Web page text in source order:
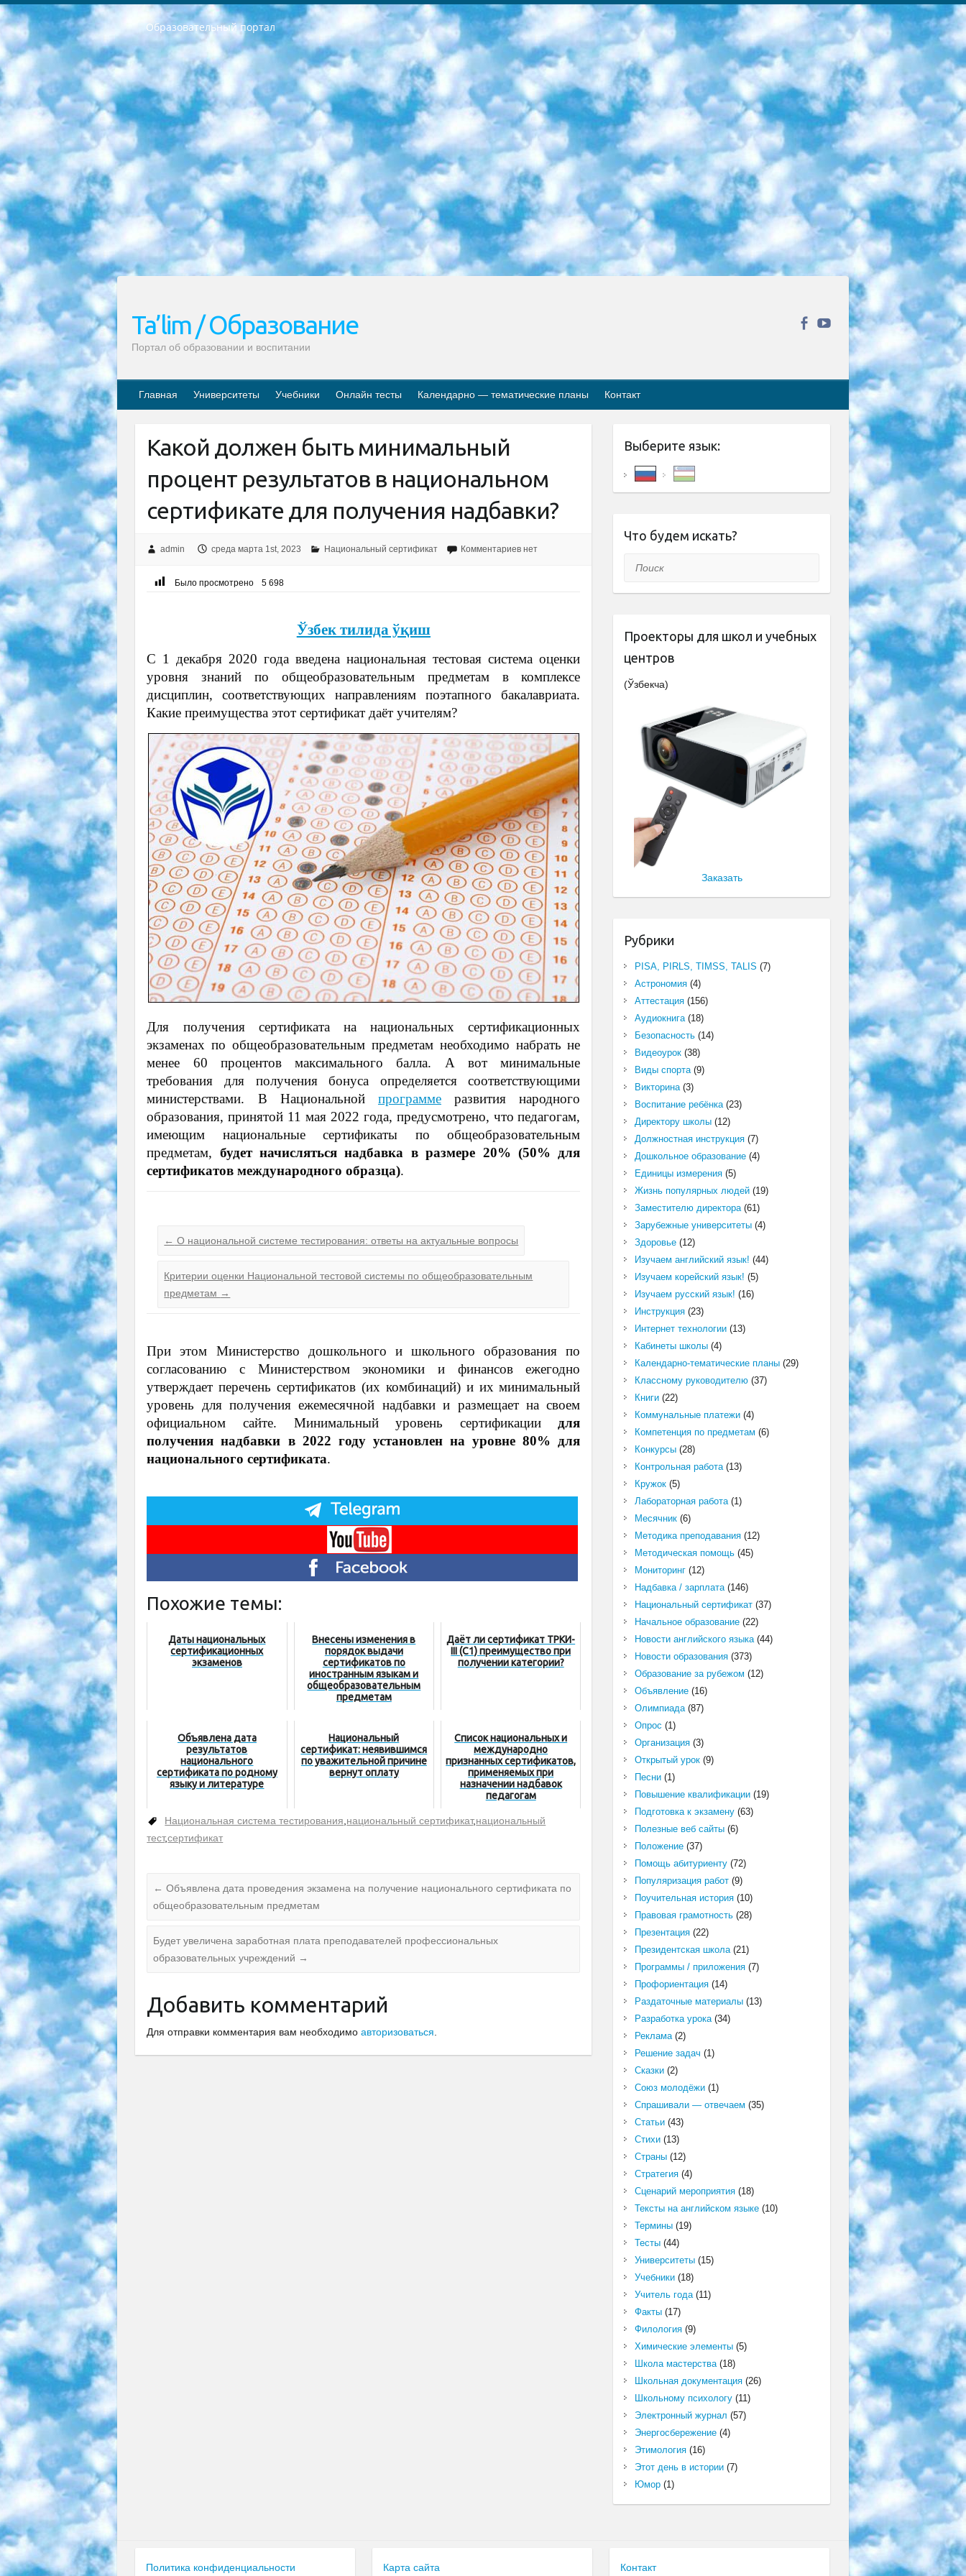
Образовательный портал
РЕСПУБЛИКА УЗБЕКИСТАН МИНИСТРЕРСТВО ДОШКОЛЬНОГО И ШКОЛЬНОГО ОБРАЗОВАНИЯ КОМАНДА в общеобразовательных учреждениях в 2023-2024 учебном году организация и проведение итоговой государственной аттестации обучающихся о Министра дошкольного и школьного образования Республики Узбекистан от 4 марта 2008 года (постановлением Минюста от 20 марта 2008 года № 1778 государственной регистрации) «Итоговое состояние учащихся общего среднего образования на основании положения об утверждении положения об аттестации общего среднего образования выпускной экзамен студентов в образовательных учреждениях в 2023-2024 учебном году В целях организации и прохождения аттестации приказываю: 1. Следующее: перечень предметов, по которым будет проводиться итоговая государственная аттестация и экзамен формы перевода согласно приложению 1; сертификаты международного образца, оценивающие уровень владения иностранными языками перечень согласно приложению 2; 2. Педагогический при специализированных образовательных учреждениях. научно-практический центр квалификации и международной оценки (Д.Давидова) 2024 г. До 25 марта: задания по предметам, по которым будет проводиться итоговая аттестация разработка и утверждение технических условий; итоговая аттестация на основании разработанного предметного задания разработка вопросов по предметам (устно и письменно), экзамен передача; общеобразовательные средние школы и специальные учебные заведения учащиеся выпускных классов школ и интернатов в агентской системе подготовка базы данных экзаменационных материалов и критериев оценки; перевод базы экзаменационных материалов на все языки обучения подать в Республиканский образовательный центр для изготовления; варианты экзаменов на основе разработанных контрольных материалов пусть будут поставлены задачи формирования. 3. Республиканский образовательный центр (Ш.Худайкулов) до 5 апреля 2024 года. до: база данных предоставленных экзаменационных материалов на все языки обучения перевод и экспертиза; для слепых, слабовидящих, глухих, слабослышащих и умственно отсталых детей учащиеся выпускных классов специализированных школ и школ-интернатов база данных экзаменационных материалов на всех преподаваемых языках подготовка критериев оценки; специализированные школы для умственно отсталых детей и технологии для учащихся выпускных классов школ-интернатов разработка соответствующих рекомендаций и критериев проведения ЕГЭ по естествознанию давать задания. 4. Педагогический при специализированных образовательных учреждениях. Научно-практический центр навыков и международной оценки (Д.Давидова), Республика образовательный центр (Худайкулов Ш.) итоговый государственный аттестационный экзамен ориентирован на творческое и логическое мышление при подготовке базы материалов учитывать введение заданий. 5. Следует отметить, что: сертификат государственного образца о знании общеобразовательного предмета и как минимум национальный уровень B1 по предметам на иностранных языках, указанным в Приложении 2. или международно признанный сертификат эквивалентного уровня студенты, изучающие определенный предмет, освобождаются от экзамена; по соответствующим предметам запланирована итоговая государственная аттестация за день до дня, путем жеребьевки Рабочей группой (в письменной форме по предметам, проводимым в форме) из числа сформированных вариантов выбрано 2 варианта; 2 выбранных варианта экзамена анонсированы на официальном сайте министерства и все выпускники по всей стране на основе этих вариантов проводит итоговую государственную аттестацию. 6. Государственное образование учащихся средних общеобразовательных учреждений. знания в соответствии с квалификационными требованиями, которые необходимо приобрести на основании стандартов итоговый (выпускной) контроль для 9 и 11 классов в целях тестирования Экзамены (далее – экзамены) состоят из предметов, перечисленных в приложении 1. будет сделано. 7. Экзамены пройдут с 26 мая по 15 июня 2024 г. (кроме науки физического воспитания). 8. Физическая для учащихся 9 классов общесредних образовательных учреждений. Экзамены по предмету «Образование, квалификация медицина» 1-6 мая 2024 года. сотрудники перевести под присмотр (с отклонениями в физическом или умственном развитии) специализированная школа для детей, школы-интернаты и со сколиозом школы-интернаты санаторного типа для больных детей исключены). 9. Он был слепым, слабовидящим и имел нарушения опорно-двигательного аппарата. экзамены в специализированных школах и интернатах для детей должны проводиться исходя из требований, предъявляемых к общеобразовательным учреждениям (физкультура кроме науки). 10. Специализированная школа для глухих и слабослышащих детей. и экзамены в интернатах и быть реализован в виде письменного теста по математике. 11. Специальность для умственно отсталых детей. Для 9 класса Родной язык и литературное письмо Государственный язык (язык обучения – узбекский). для неклассов) написано Математическое письмо Письменная/устная история Узбекистана Физическое воспитание практично Итоговый контроль Для 11 класса Написание родного языка и литературы (эссе) Математическое письмо Узбекский язык (обучение на узбекском языке) не посещающее общее среднее образование для учреждений)/Образовательное учреждение выбор письменный и устный Иностранный язык письменный/устный Письменная/устная история Узбекистана *По выбору студента:  Химия  Физика  Основы государственного права  География 10 бесплатных образовательных ресурсов - Мы составили подборку онлайн-проектов с интерактивными упражнениями, видеолекциями и статьями. Они помогут вам обрести новые и освежить старые знания бесплатно. 1. «ИНТУИТ» Старейшая образовательная площадка Рунета. Здесь вы найдёте сотни текстовых и видеокурсов на десятки различных тем — от программирования до психологии. Многие курсы подготовлены российскими университетами и крупными международными компаниями вроде Intel и Microsoft. Самостоятельное обучение бесплатное, но желающие могут оплатить услуги персональных наставников. 2. «Смартия» знакомит с актуальными профессиями и подсказывает, как им обучаться. Выбрав заинтересовавшую вас специальность — SMM-специалист, фотограф, веб-дизайнер или другую, — увидите список необходимых для неё умений. Чтобы вы могли освоить их самостоятельно, для каждого умения площадка отображает подборку ссылок на учебные материалы. Хотя «Смартия» ориентируется на русскоязычную аудиторию, часть контента всё же доступна только на английском. 3. «Лекторий Физтеха» Проект Московского физико-технического института (Физтеха). С его помощью вы можете смотреть онлайн серии лекций, записанные на видео в этом вузе. В числе доступных предметов — физика, биология, химия, информационные технологии и другие. К некоторым лекциям администрация ресурса прилагает готовые конспекты, которые можно скачивать в PDF-формате. 4. ITMOcourses Онлайн-площадка Санкт-Петербургского национального исследовательского университета информационных технологий, механики и оптики (ИТМО). Ресурс предоставляет свободный доступ к курсам, разработанным в этом вузе. Каталог материалов разбит на четыре категории: «Оптические системы и технологии», «Приборостроение и робототехника», «Информационные технологии» и «Биотехнологии». Курсы состоят из видеолекций, интерактивных демонстраций и заданий. 5. «КиберЛенинка» Электронная научная библиотека открытого доступа. Каталог площадки регулярно обрастает текстами статей из различных научных изданий. Сгруппированные по журналам и рубрикам публикации можно читать онлайн или скачивать целиком в PDF-формате. Проект нацелен на популяризацию науки за счёт открытого доступа к качественной информации. 6. «ПостНаука» На этом ресурсе публикуют подборки видеолекций, составленные экспертами из разных отраслей и объединённые общими темами. Среди них, к примеру, есть серии «Биоинформатика и геномика», «Культура средневековой Скандинавии» и Cinema Studies о теории кино. Каждая подборка лекций — логически связанная история, рассказанная экспертом от первого лица. Кроме того, на сайте появляются научно-образовательные статьи и тесты на разные темы. 7. «Newочём» Команда проекта «Newочём» отбирает самые интересные тексты из англоязычных СМИ и переводит те из них, за которые голосуют участники сообщества «ВКонтакте». По большей части это научно-популярные статьи. Редакторы придумывают лишь заголовки, в остальном содержание переводов соответствует оригиналам. Полные тексты можно читать прямо в социальной сети. 8. InternetUrok Онлайн-база материалов по основным дисциплинам школьной программы. Информация на сайте структурирована по классам, предметам и темам (урокам). Каждый урок состоит из видеолекций и конспектов. Есть также интерактивные тренажёры и тесты для закрепления пройденного материала. Даже если вы давно окончили школу, возможность повторить программу старших классов всегда может пригодиться. 9. Edutainme Ещё один ресурс об образовании. В отличие от Newtonew, как мне кажется, Edutainme больше ориентируется на представителей индустрии: педагогов, предпринимателей, разработчиков образовательных проектов. Но и любой, кто просто стремится к саморазвитию, найдёт на сайте много полезного и интересного для себя. Например, информацию о новых курсах и образовательных сервисах. 10. Newtonew Онлайн-медиа об образовании и обучении в широком смысле. Авторы Newtonew пишут об инструментах, заведениях, тактиках и стратегиях, которые помогают учить других и получать новые знания самостоятельно. На этой площадке вы найдёте новости, обзоры, аналитические мат
Ta’lim / Образование
Портал об образовании и воспитании
Главная Университеты Учебники Онлайн тесты Календарно — тематические планы Контакт
Какой должен быть минимальный
процент результатов в национальном
сертификате для получения надбавки?
admin среда марта 1st, 2023 Национальный сертификат Комментариев нет
Было просмотрено 5 698
Ўзбек тилида ўқиш
С 1 декабря 2020 года введена национальная тестовая система оценки
уровня знаний по общеобразовательным предметам в комплексе
дисциплин, соответствующих направлениям поэтапного бакалавриата.
Какие преимущества этот сертификат даёт учителям?
Для получения сертификата на национальных сертификационных
экзаменах по общеобразовательным предметам необходимо набрать не
менее 60 процентов максимального балла. А вот минимальные
требования для получения бонуса определяется соответствующими
министерствами. В Национальной программеразвития народного
образования, принятой 11 мая 2022 года, предусмотрено, что педагогам,
имеющим национальные сертификаты по общеобразовательным
предметам, будет начисляться надбавка в размере 20% (50% для
сертификатов международного образца).
← О национальной системе тестирования: ответы на актуальные вопросы
Критерии оценки Национальной тестовой системы по общеобразовательным
предметам →
При этом Министерство дошкольного и школьного образования по
согласованию с Министерством экономики и финансов ежегодно
утверждает перечень сертификатов (их комбинаций) и их минимальный
уровень для получения ежемесячной надбавки и размещает на своем
официальном сайте. Минимальный уровень сертификациидля
получения надбавки в 2022 году установлен на уровне 80% для
национального сертификата.
Похожие темы:
Даты национальных
сертификационных
экзаменов
Внесены изменения в
порядок выдачи
сертификатов по
иностранным языкам и
общеобразовательным
предметам
Даёт ли сертификат ТРКИ-
III (С1) преимущество при
получении категории?
Объявлена дата
результатов
национального
сертификата по родному
языку и литературе
Национальный
сертификат: неявившимся
по уважительной причине
вернут оплату
Cписок национальных и
международно
признанных сертификатов,
применяемых при
назначении надбавок
педагогам
Национальная система тестирования,национальный сертификат,национальный
тест,сертификат
← Объявлена дата проведения экзамена на получение национального сертификата по
общеобразовательным предметам
Будет увеличена заработная плата преподавателей профессиональных
образовательных учреждений →
Добавить комментарий
Для отправки комментария вам необходимоавторизоваться
Выберите язык:
Что будем искать?
Поиск
Проекторы для школ и учебных
центров
(Ўзбекча)
Заказать
Рубрики
PISA, PIRLS, TIMSS, TALIS (7)
Астрономия(4)
Аттестация(156)
Аудиокнига(18)
Безопасность(14)
Видеоурок(38)
Виды спорта(9)
Викторина(3)
Воспитание ребёнка(23)
Директору школы(12)
Должностная инструкция(7)
Дошкольное образование(4)
Единицы измерения(5)
Жизнь популярных людей(19)
Заместителю директора(61)
Зарубежные университеты(4)
Здоровье(12)
Изучаем английский язык! (44)
Изучаем корейский язык! (5)
Изучаем русский язык! (16)
Инструкция(23)
Интернет технологии(13)
Кабинеты школы(4)
Календарно-тематические планы(29)
Классному руководителю(37)
Книги(22)
Коммунальные платежи(4)
Компетенция по предметам (6)
Конкурсы(28)
Контрольная работа(13)
Кружок(5)
Лабораторная работа(1)
Месячник(6)
Методика преподавания(12)
Методическая помощь(45)
Мониторинг(12)
Надбавка / зарплата(146)
Национальный сертификат(37)
Начальное образование(22)
Новости английского языка(44)
Новости образования(373)
Образование за рубежом (12)
Объявление(16)
Олимпиада(87)
Опрос (1)
Организация(3)
Открытый урок(9)
Песни(1)
Повышение квалификации(19)
Подготовка к экзамену(63)
Полезные веб сайты(6)
Положение(37)
Помощь абитуриенту(72)
Популяризация работ(9)
Поучительная история(10)
Правовая грамотность(28)
Презентация(22)
Президентская школа(21)
Программы / приложения(7)
Профориентация(14)
Раздаточные материалы(13)
Разработка урока(34)
Реклама(2)
Решение задач (1)
Сказки(2)
Союз молодёжи(1)
Спрашивали — отвечаем (35)
Статьи(43)
Стихи(13)
Страны(12)
Стратегия(4)
Сценарий мероприятия(18)
Тексты на английском языке(10)
Термины(19)
Тесты(44)
Университеты(15)
Учебники(18)
Учитель года(11)
Факты(17)
Филология(9)
Химические элементы(5)
Школа мастерства(18)
Школьная документация(26)
Школьному психологу(11)
Электронный журнал (57)
Энергосбережение(4)
Этимология(16)
Этот день в истории(7)
Юмор(1)
Политика конфиденциальности Карта сайта Контакт